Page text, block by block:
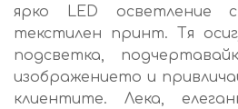
ярко LED осветление с
текстилен принт. Тя
подсветка,
изображението и
клиентите. Лека,